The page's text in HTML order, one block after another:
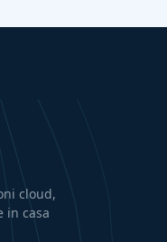
cloud,
in casa